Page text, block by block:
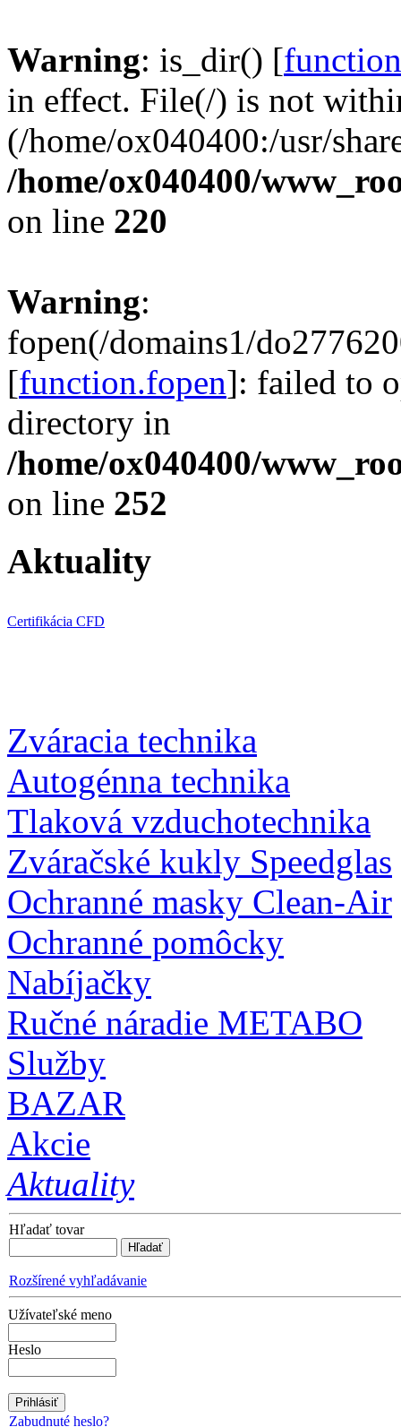
Warning: is_dir() [
in effect. File(/) is not
(/home/ox040400:/usr/
/home/ox040400/
on line 220
Warning:
fopen(/domains1/
[function.fopen]: failed to
directory in
/home/ox040400/
on line 252
Aktuality
Certifikácia CFD
Zváracia technika
Autogénna technika
Tlaková vzduchotechnika
Zváračské kukly Speedglas
Ochranné masky Clean-Air
Ochranné pomôcky
Nabíjačky
Ručné náradie METABO
Služby
BAZAR
Akcie
Aktuality
Hľadať tovar
Rozšírené vyhľadávanie
Užívateľské meno
Heslo
Zabudnuté heslo?